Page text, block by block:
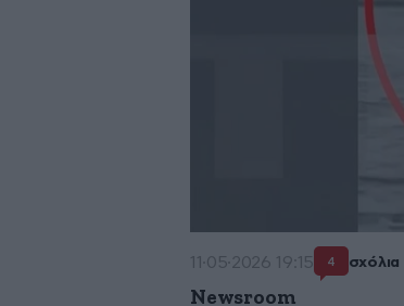
11·05·2026 19:15 4 σχόλια
Newsroom